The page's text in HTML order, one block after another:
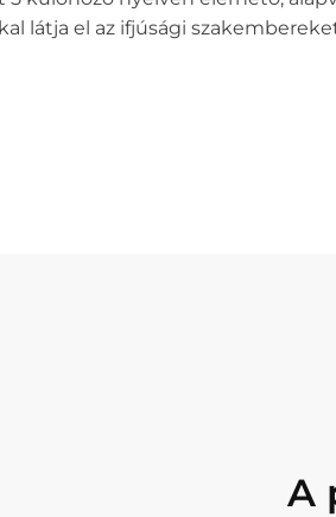
látja el az ifjúsági
A